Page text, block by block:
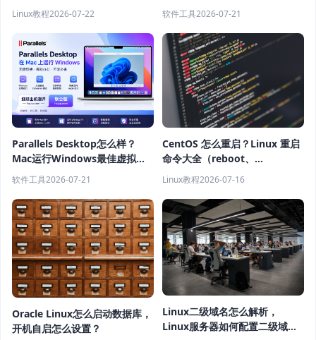
Linux教程2026-07-22 软件工具2026-07-21
Parallels Desktop怎么样？
Mac运行Windows最佳虚拟机
软件推荐
软件工具2026-07-21
CentOS 怎么重启？Linux 重启
命令大全（reboot、
shutdown、systemctl 教程）
Linux教程2026-07-16
Oracle Linux怎么启动数据库，
开机自启怎么设置？
Linux二级域名怎么解析，
Linux服务器如何配置二级域